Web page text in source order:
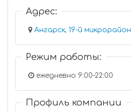
Адрес:
Ангарск, 19-й
Режим работы:
ежедневно 9:00-22:00
Профиль компании